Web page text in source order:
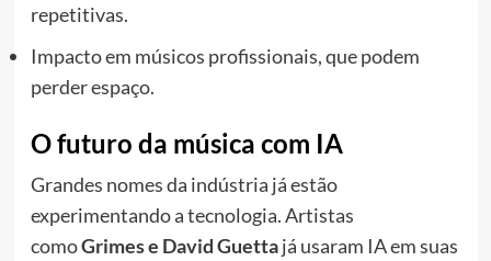
repetitivas.
Impacto em músicos profissionais, que podem
perder espaço.
O futuro da música com IA
Grandes nomes da indústria já estão
experimentando a tecnologia. Artistas
comoGrimes e David Guettajá usaram IA em suas